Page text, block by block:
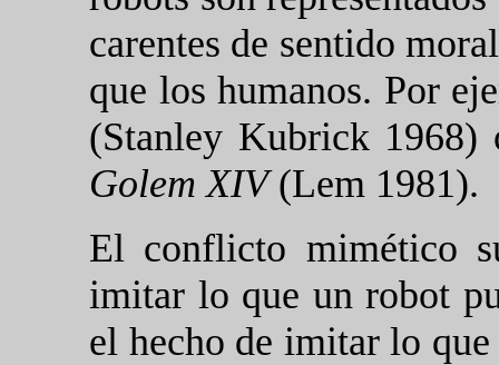
carentes de sentido
que los humanos. Por
(Stanley Kubrick 1968)
Golem XIV(Lem 1981).
El conflicto mimético
imitar lo que un robot
el hecho de imitar lo que